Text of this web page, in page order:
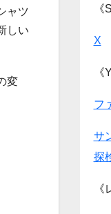
ャツ
しい
変
《
X
《
フ
サ
探
《